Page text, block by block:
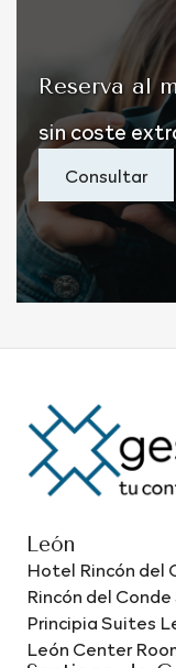
Reserva al
sincoste
Consultar
León
Hotel Rincón del
Rincón del
Principia Suites
León Center